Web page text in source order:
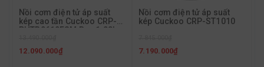
Nồi cơm điện tử áp suất
kép cao tần Cuckoo CRP-
PHTR0610FSM Bạc 1.08L
12.090.000₫
Nồi cơm điện tử áp suất
kép Cuckoo CRP-ST1010
7.190.000₫